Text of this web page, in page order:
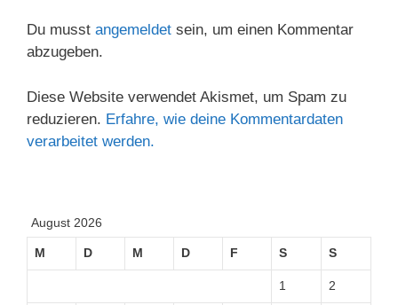
Du musst angemeldet sein, um einen Kommentar
abzugeben.
Diese Website verwendet Akismet, um Spam zu
reduzieren. Erfahre, wie deine Kommentardaten
verarbeitet werden.
August 2026
M D M D F S S
1 2